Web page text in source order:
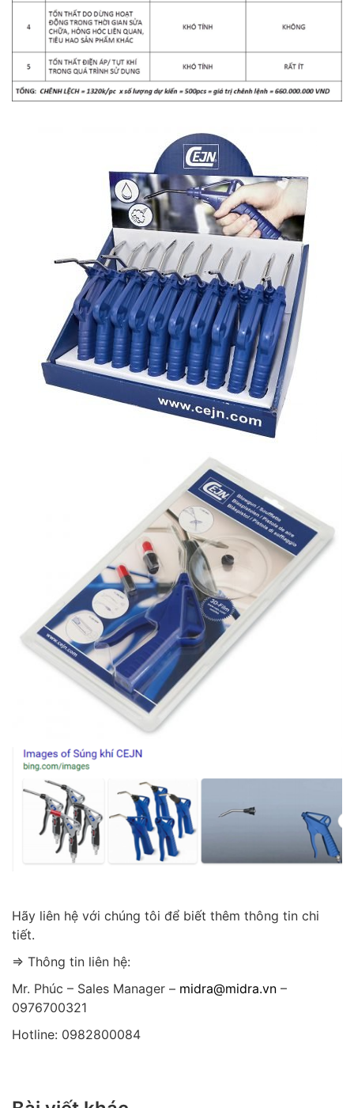
Hãy liên hệ với chúng tôi để biết thêm thông tin chi
tiết.
⇒ Thông tin liên hệ:
Mr. Phúc – Sales Manager – midra@midra.vn –
0976700321
Hotline: 0982800084